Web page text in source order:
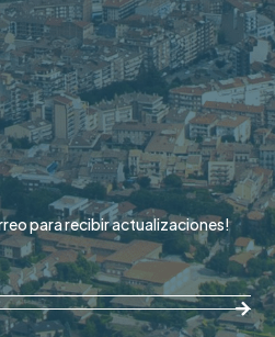
para recibir actualizaciones!